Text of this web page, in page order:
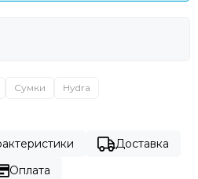
Сумки Hydra
Доставка
Оплата